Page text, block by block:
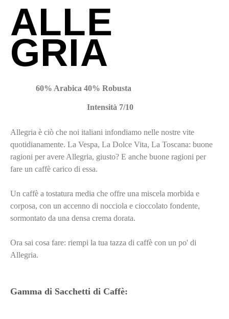
ALLE
GRIA
60% Arabica 40% Robusta
Intensità 7/10
Allegria è ciò che noi italiani infondiamo nelle nostre vite
quotidianamente. La Vespa, La Dolce Vita, La Toscana: buone
ragioni per avere Allegria, giusto? E anche buone ragioni per
fare un caffè carico di essa.
Un caffè a tostatura media che offre una miscela morbida e
corposa, con un accenno di nocciola e cioccolato fondente,
sormontato da una densa crema dorata.
Ora sai cosa fare: riempi la tua tazza di caffè con un po' di
Allegria.
Gamma di Sacchetti di Caffè: